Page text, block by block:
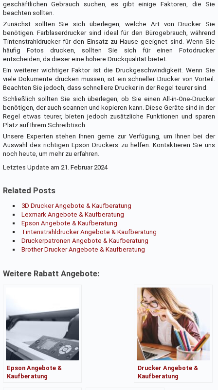
geschäftlichen Gebrauch suchen, es gibt einige Faktoren, die Sie
beachten sollten.
Zunächst sollten Sie sich überlegen, welche Art von Drucker Sie
benötigen. Farblaserdrucker sind ideal für den Bürogebrauch, während
Tintenstrahldrucker für den Einsatz zu Hause geeignet sind. Wenn Sie
häufig Fotos drucken, sollten Sie sich für einen Fotodrucker
entscheiden, da dieser eine höhere Druckqualität bietet.
Ein weiterer wichtiger Faktor ist die Druckgeschwindigkeit. Wenn Sie
viele Dokumente drucken müssen, ist ein schneller Drucker von Vorteil.
Beachten Sie jedoch, dass schnellere Drucker in der Regel teurer sind.
Schließlich sollten Sie sich überlegen, ob Sie einen All-in-One-Drucker
benötigen, der auch scannen und kopieren kann. Diese Geräte sind in der
Regel etwas teurer, bieten jedoch zusätzliche Funktionen und sparen
Platz auf Ihrem Schreibtisch.
Unsere Experten stehen Ihnen gerne zur Verfügung, um Ihnen bei der
Auswahl des richtigen Epson Druckers zu helfen. Kontaktieren Sie uns
noch heute, um mehr zu erfahren.
Letztes Update am 21. Februar 2024
Related Posts
3D Drucker Angebote & Kaufberatung
Lexmark Angebote & Kaufberatung
Epson Angebote & Kaufberatung
Tintenstrahldrucker Angebote & Kaufberatung
Druckerpatronen Angebote & Kaufberatung
Brother Drucker Angebote & Kaufberatung
Weitere Rabatt Angebote:
Epson Angebote &
Kaufberatung
Drucker Angebote &
Kaufberatung